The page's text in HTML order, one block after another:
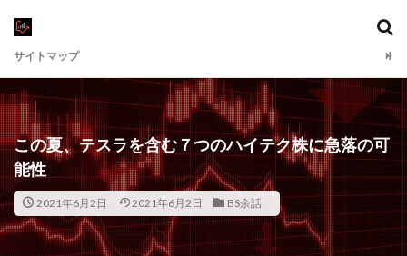
サイトマップ
この夏、テスラを含む７つのハイテク株に急落の可
能性
2021年6月2日 2021年6月2日 BS余話